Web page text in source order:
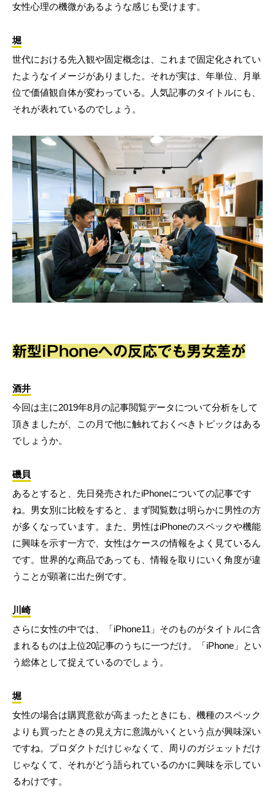
女性心理の機微があるような感じも受けます。
堀
世代における先入観や固定概念は、これまで固定化されてい
たようなイメージがありました。それが実は、年単位、月単
位で価値観自体が変わっている。人気記事のタイトルにも、
それが表れているのでしょう。
新型iPhoneへの反応でも男女差が
酒井
今回は主に2019年8月の記事閲覧データについて分析をして
頂きましたが、この月で他に触れておくべきトピックはある
でしょうか。
磯貝
あるとすると、先日発売されたiPhoneについての記事です
ね。男女別に比較をすると、まず閲覧数は明らかに男性の方
が多くなっています。また、男性はiPhoneのスペックや機能
に興味を示す一方で、女性はケースの情報をよく見ているん
です。世界的な商品であっても、情報を取りにいく角度が違
うことが顕著に出た例です。
川崎
さらに女性の中では、「iPhone11」そのものがタイトルに含
まれるものは上位20記事のうちに一つだけ。「iPhone」とい
う総体として捉えているのでしょう。
堀
女性の場合は購買意欲が高まったときにも、機種のスペック
よりも買ったときの見え方に意識がいくという点が興味深い
ですね。プロダクトだけじゃなくて、周りのガジェットだけ
じゃなくて、それがどう語られているのかに興味を示してい
るわけです。